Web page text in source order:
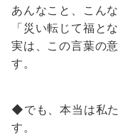
あんなこと、こん
「災い転じて福と
実は、この言葉の
す。
◆でも、本当は私
す。